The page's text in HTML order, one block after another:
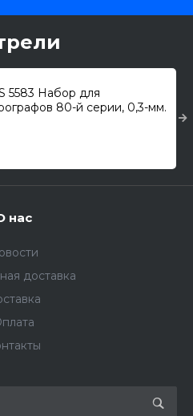
5583 Набор для
80-й серии, 0,3-мм.
нас
доставка